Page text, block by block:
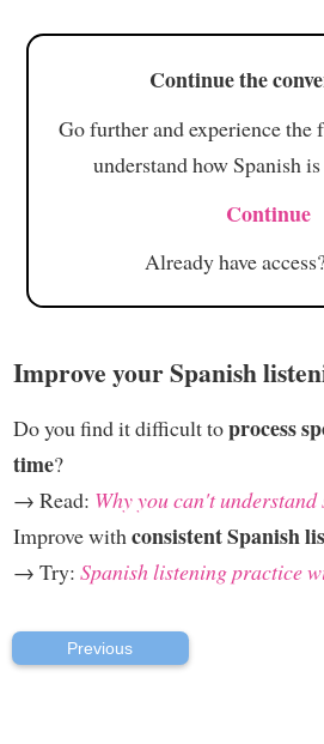
Continue the
Go further and experience
understand how Spanish
Continue
Already have
Improve your Spanish
Do you find it difficult toprocess
time?
→ Read: Why you can't understand
Improve with consistent Spanish
→ Try: Spanish listening practice
Previous